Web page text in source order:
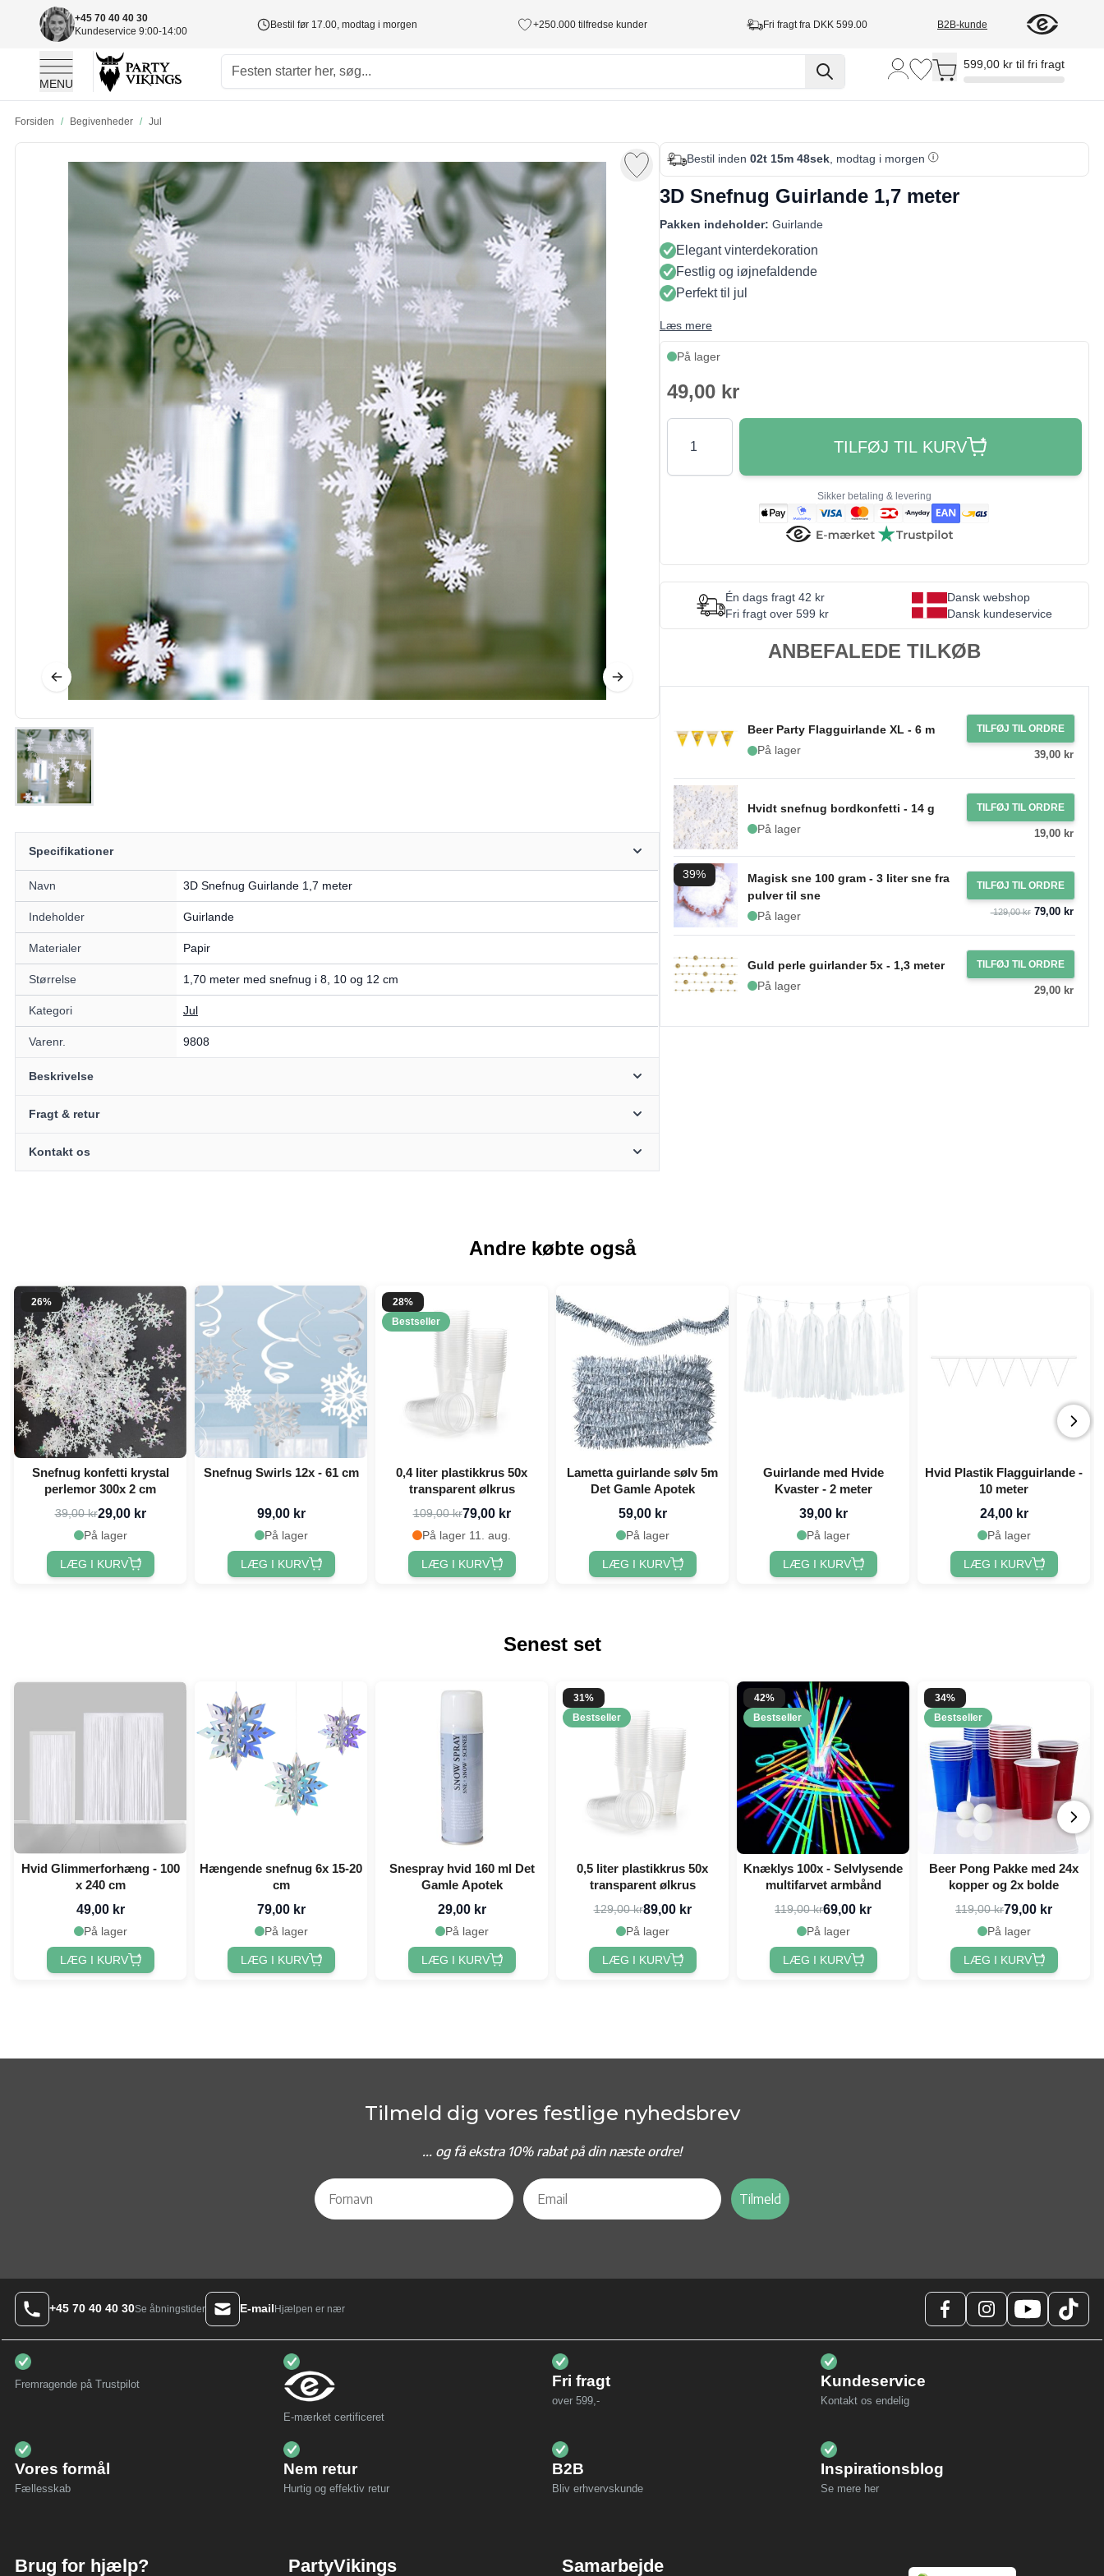
+45 70 40 40 30
Kundeservice 9:00-14:00
Bestil før 17.00, modtag i morgen +250.000 tilfredse kunder Fri fragt fra DKK 599.00 B2B-kunde
MENU
Toggle minicart, Cart is empty
599,00 kr til fri fragt
Forsiden / Begivenheder / Jul
Specifikationer
Navn 3D Snefnug Guirlande 1,7 meter
Indeholder Guirlande
Materialer Papir
Størrelse 1,70 meter med snefnug i 8, 10 og 12 cm
Kategori Jul
Varenr. 9808
Beskrivelse
Fragt & retur
Kontakt os
Bestil inden 02t 15m 47sek, modtag i morgen
3D Snefnug Guirlande 1,7 meter
Pakken indeholder: Guirlande
Elegant vinterdekoration
Festlig og iøjnefaldende
Perfekt til jul
Læs mere
På lager
49,00 kr
Antal
TILFØJ TIL KURV
Sikker betaling & levering
Én dags fragt 42 kr
Fri fragt over 599 kr
Dansk webshop
Dansk kundeservice
ANBEFALEDE TILKØB
Beer Party Flagguirlande XL - 6 m
På lager
TILFØJ TIL ORDRE
39,00 kr
Hvidt snefnug bordkonfetti - 14 g
På lager
TILFØJ TIL ORDRE
19,00 kr
39%
Magisk sne 100 gram - 3 liter sne fra
pulver til sne
På lager
TILFØJ TIL ORDRE
129,00 kr79,00 kr
Guld perle guirlander 5x - 1,3 meter
På lager
TILFØJ TIL ORDRE
29,00 kr
Andre købte også
26%
Snefnug konfetti krystal
perlemor 300x 2 cm
39,00 kr29,00 kr
På lager
LÆG I KURV
Snefnug Swirls 12x - 61 cm
99,00 kr
På lager
LÆG I KURV
28%
Bestseller
0,4 liter plastikkrus 50x
transparent ølkrus
109,00 kr79,00 kr
På lager 11. aug.
LÆG I KURV
Lametta guirlande sølv 5m
Det Gamle Apotek
59,00 kr
På lager
LÆG I KURV
Guirlande med Hvide
Kvaster - 2 meter
39,00 kr
På lager
LÆG I KURV
Hvid Plastik Flagguirlande -
10 meter
24,00 kr
På lager
LÆG I KURV
Senest set
Hvid Glimmerforhæng - 100
x 240 cm
49,00 kr
På lager
LÆG I KURV
Hængende snefnug 6x 15-20
cm
79,00 kr
På lager
LÆG I KURV
Snespray hvid 160 ml Det
Gamle Apotek
29,00 kr
På lager
LÆG I KURV
31%
Bestseller
0,5 liter plastikkrus 50x
transparent ølkrus
129,00 kr89,00 kr
På lager
LÆG I KURV
42%
Bestseller
Knæklys 100x - Selvlysende
multifarvet armbånd
119,00 kr69,00 kr
På lager
LÆG I KURV
34%
Bestseller
Beer Pong Pakke med 24x
kopper og 2x bolde
119,00 kr79,00 kr
På lager
LÆG I KURV
Tilmeld dig vores festlige nyhedsbrev
... og få ekstra 10% rabat på din næste ordre!
Tilmeld
+45 70 40 40 30Se åbningstider E-mailHjælpen er nær
Fremragende på Trustpilot
E-mærket certificeret
Fri fragt
over 599,-
Kundeservice
Kontakt os endelig
Vores formål
Fællesskab
Nem retur
Hurtig og effektiv retur
B2B
Bliv erhvervskunde
Inspirationsblog
Se mere her
Brug for hjælp? PartyVikings Samarbejde